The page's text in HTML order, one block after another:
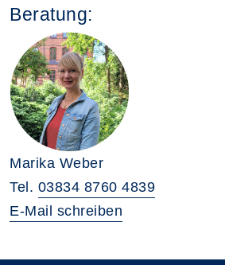
Beratung:
Marika Weber
Tel. 03834 8760 4839
E-Mail schreiben